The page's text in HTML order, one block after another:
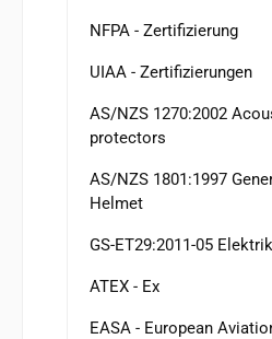
NFPA - Zertifizierung
UIAA - Zertifizierungen
AS/NZS 1270:2002
protectors
AS/NZS 1801:1997
Helmet
GS-ET29:2011-05
ATEX - Ex
EASA - European